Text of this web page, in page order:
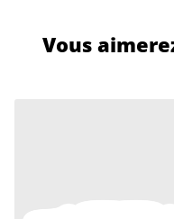
Vous